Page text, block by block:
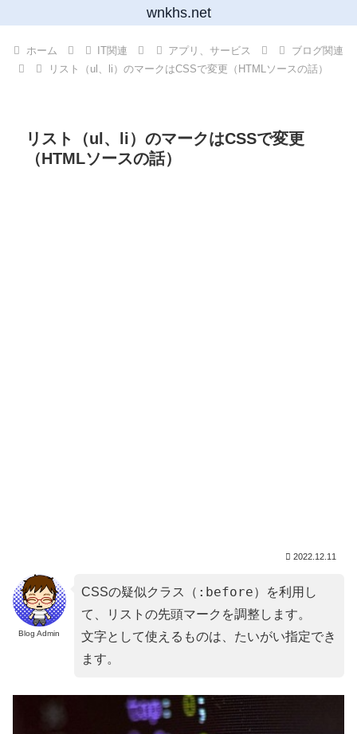
wnkhs.net
ホーム IT関連 アプリ、サービス
ブログ関連
リスト（ul、li）のマークはCSSで変更（HTMLソースの話）
リスト（ul、li）のマークはCSSで変更
（HTMLソースの話）
2022.12.11
Blog Admin
CSSの疑似クラス（ :before）を利用し
て、リストの先頭マークを調整します。
文字として使えるものは、たいがい指定でき
ます。